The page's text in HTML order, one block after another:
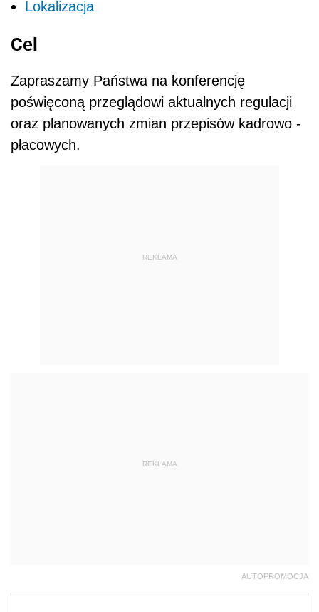
Lokalizacja
Cel
Zapraszamy Państwa na konferencję
poświęconą przeglądowi aktualnych regulacji
oraz planowanych zmian przepisów kadrowo -
płacowych.
REKLAMA
REKLAMA
AUTOPROMOCJA